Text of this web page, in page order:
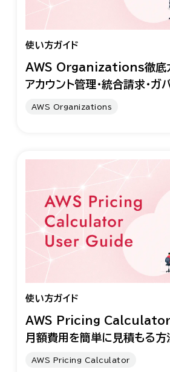
使い方ガイド
AWS Organizations徹底ガ
アカウント管理・統合請求・ガ
AWS Organizations
使い方ガイド
AWS Pricing Calculator使
月額費用を簡単に見積もる方
AWS Pricing Calculator